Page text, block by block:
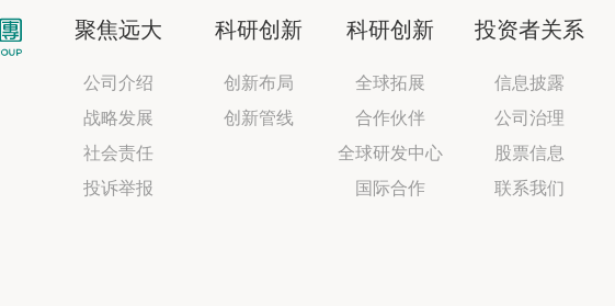
聚焦远大
公司介绍
战略发展
社会责任
投诉举报
科研创新
创新布局
创新管线
科研创新
全球拓展
合作伙伴
全球研发中心
国际合作
投资者关系
信息披露
公司治理
股票信息
联系我们